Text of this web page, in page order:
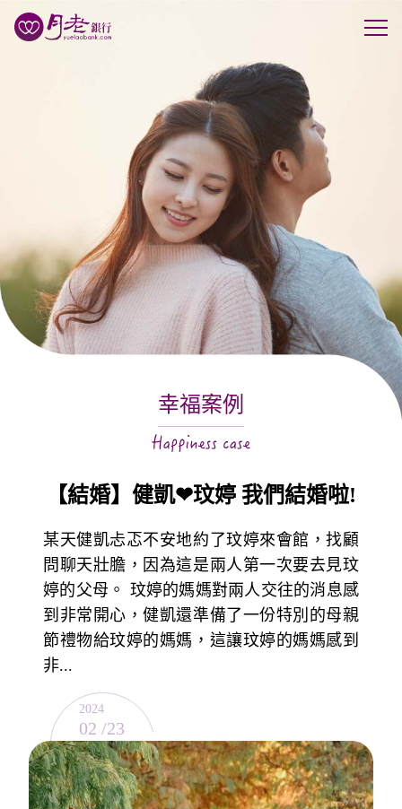
行動交友
聯誼活動
幸福案例
最新動態
活動花絮
關於月老幸福案例
【結婚】健凱❤玟婷 我們結婚啦!
某天健凱忐忑不安地約了玟婷來會館，找顧
問聊天壯膽，因為這是兩人第一次要去見玟
婷的父母。 玟婷的媽媽對兩人交往的消息感
到非常開心，健凱還準備了一份特別的母親
節禮物給玟婷的媽媽，這讓玟婷的媽媽感到
非...
2024
02 /23